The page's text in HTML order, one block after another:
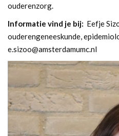
ouderenzorg.
Informatie vind je bij: Eefje
ouderengeneeskunde,
e.sizoo@amsterdamumc.nl